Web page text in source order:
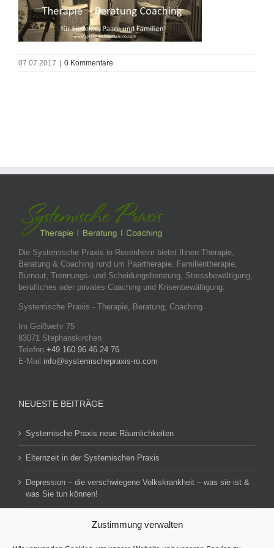
Zustimmung verwalten
07.07.2017 0 Kommentare
Die Systemische Praxis in Rosenheim bietet Ihnen Therapie,
Beratung & Coaching rund um Paartherapie, Familientherapie,
Burnout, Trennungs- und Scheidungsberatung, Stressbewältigung,
berufliches oder privates Coaching und Krisenbewältigung.
Systemische Praxis - Therapie, Beratung, Coaching
Im Geißwehr 75
83071 Stephanskirchen
Telefon +49 160 96 46 24 76
E-Mail info@systemischepraxis-ro.com
NEUESTE BEITRÄGE
Systemische Praxis neue Räumlichkeiten
Elternzeit in der Systemischen Praxis
Depression – die verschwiegene Volkskrankheit – was sie ist &
was Sie tun können!